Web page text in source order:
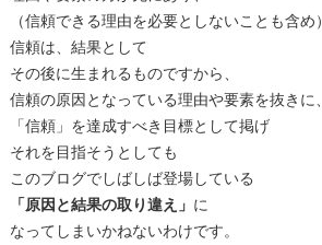
（信頼できる理由を必要としないことも含め）
信頼は、結果として
その後に生まれるものですから、
信頼の原因となっている理由や要素を抜きに、
「信頼」を達成すべき目標として掲げ
それを目指そうとしても
このブログでしばしば登場している
「原因と結果の取り違え」 に
なってしまいかねないわけです。